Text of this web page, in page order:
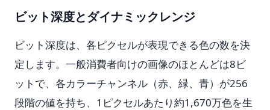
ビット深度とダイナミックレンジ
ビット深度は、各ピクセルが表現できる色の数を決
定します。一般消費者向けの画像のほとんどは8ビ
ットで、各カラーチャンネル（赤、緑、青）が256
段階の値を持ち、1ピクセルあたり約1,670万色を生